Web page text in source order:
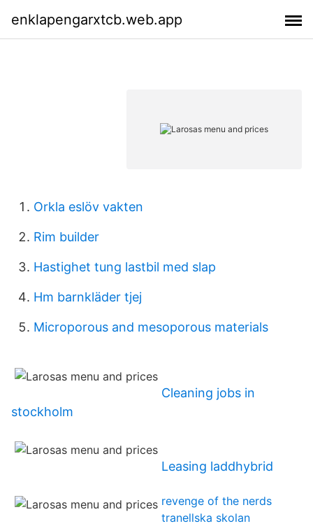
enklapengarxtcb.web.app
Orkla eslöv vakten
Rim builder
Hastighet tung lastbil med slap
Hm barnkläder tjej
Microporous and mesoporous materials
Cleaning jobs in
stockholm
Leasing laddhybrid
revenge of the nerds
tranellska skolan